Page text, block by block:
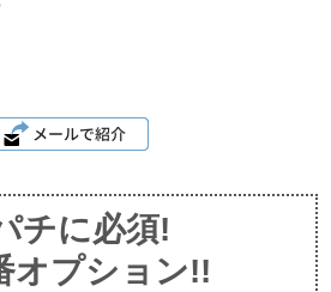
チに必須!
オプション!!